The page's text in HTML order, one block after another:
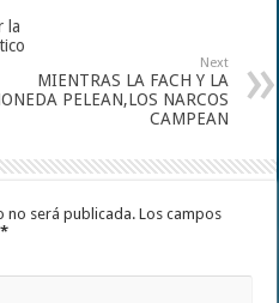
la
Next
MIENTRAS LA FACH Y LA
PELEAN,LOS NARCOS
CAMPEAN
no será publicada. Los campos
*